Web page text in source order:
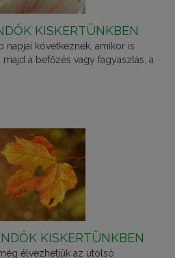
KISKERTÜNKBEN
napjai következnek, amikor is
a befőzés vagy fagyasztás, a
KISKERTÜNKBEN
élvezhetjük az utolsó